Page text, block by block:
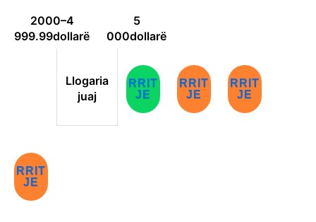
2000–4
999.99dollarë
5
000dollarë
Llogaria
juaj
RRIT
JE
RRIT
JE
RRIT
JE
RRIT
JE